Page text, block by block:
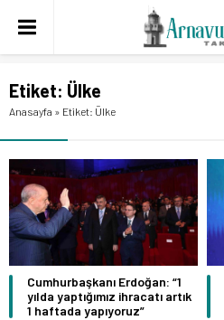
Etiket: Ülke
Anasayfa » Etiket: Ülke
Cumhurbaşkanı Erdoğan: “1
yılda yaptığımız ihracatı artık
1 haftada yapıyoruz”